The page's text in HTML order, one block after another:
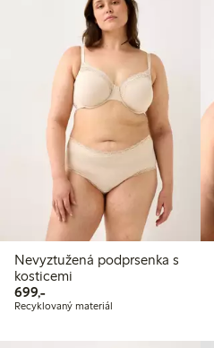
Nevyztužená podprsenka s
kosticemi
699,-699,00 Kč
Recyklovaný materiál